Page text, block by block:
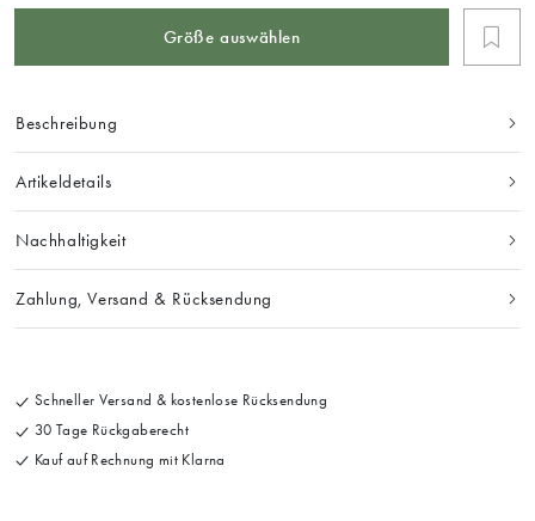
Größe auswählen
Beschreibung
Artikeldetails
Nachhaltigkeit
Zahlung, Versand & Rücksendung
Schneller Versand & kostenlose Rücksendung
30 Tage Rückgaberecht
Kauf auf Rechnung mit Klarna